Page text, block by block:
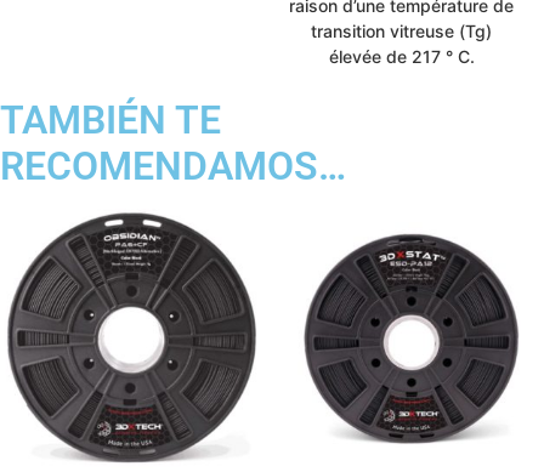
raison d’une température de
transition vitreuse (Tg)
élevée de 217 ° C.
TAMBIÉN TE
RECOMENDAMOS…